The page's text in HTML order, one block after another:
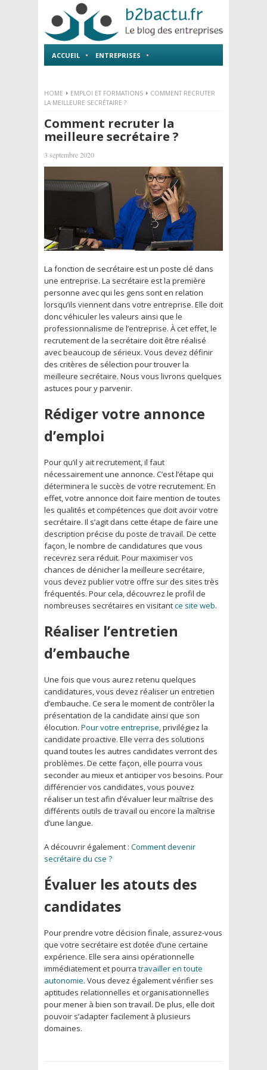
ACCUEIL ENTREPRISES
HOME EMPLOI ET FORMATIONS
COMMENT RECRUTER
LA MEILLEURE SECRÉTAIRE ?
Comment recruter la
meilleure secrétaire ?
3 septembre 2020
La fonction de secrétaire est un poste clé dans
une entreprise. La secrétaire est la première
personne avec qui les gens sont en relation
lorsqu’ils viennent dans votre entreprise. Elle doit
donc véhiculer les valeurs ainsi que le
professionnalisme de l’entreprise. À cet effet, le
recrutement de la secrétaire doit être réalisé
avec beaucoup de sérieux. Vous devez définir
des critères de sélection pour trouver la
meilleure secrétaire. Nous vous livrons quelques
astuces pour y parvenir.
Rédiger votre annonce
d’emploi
Pour qu’il y ait recrutement, il faut
nécessairement une annonce. C’est l’étape qui
déterminera le succès de votre recrutement. En
effet, votre annonce doit faire mention de toutes
les qualités et compétences que doit avoir votre
secrétaire. Il s’agit dans cette étape de faire une
description précise du poste de travail. De cette
façon, le nombre de candidatures que vous
recevrez sera réduit. Pour maximiser vos
chances de dénicher la meilleure secrétaire,
vous devez publier votre offre sur des sites très
fréquentés. Pour cela, découvrez le profil de
nombreuses secrétaires en visitantce site web.
Réaliser l’entretien
d’embauche
Une fois que vous aurez retenu quelques
candidatures, vous devez réaliser un entretien
d’embauche. Ce sera le moment de contrôler la
présentation de la candidate ainsi que son
élocution. Pour votre entreprise, privilégiez la
candidate proactive. Elle verra des solutions
quand toutes les autres candidates verront des
problèmes. De cette façon, elle pourra vous
seconder au mieux et anticiper vos besoins. Pour
différencier vos candidates, vous pouvez
réaliser un test afin d’évaluer leur maîtrise des
différents outils de travail ou encore la maîtrise
d’une langue.
A découvrir également : Comment devenir
secrétaire du cse ?
Évaluer les atouts des
candidates
Pour prendre votre décision finale, assurez-vous
que votre secrétaire est dotée d’une certaine
expérience. Elle sera ainsi opérationnelle
immédiatement et pourra travailler en toute
autonomie. Vous devez également vérifier ses
aptitudes relationnelles et organisationnelles
pour mener à bien son travail. De plus, elle doit
pouvoir s’adapter facilement à plusieurs
domaines.